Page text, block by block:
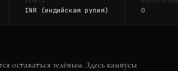
INR (индийская рупия) 0
оставаться зелёным. Здесь кампусы